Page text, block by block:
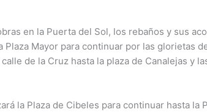
en la Puerta del Sol, los rebaños y sus
Plaza Mayor para continuar por las glorietas
de la Cruz hasta la plaza de Canalejas y
la Plaza de Cibeles para continuar hasta la